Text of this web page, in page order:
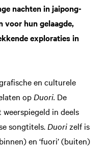
nachten in jaipong-
voor hun gelaagde,
exploraties in
en culturele
op Duori. De
in deels
songtitels. Duorizelf is
en ‘fuori’ (buiten)